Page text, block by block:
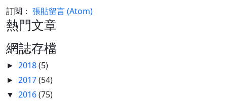
訂閱： 張貼留言 (Atom)
熱門文章
網誌存檔
► 2018(5)
► 2017(54)
▼ 2016(75)